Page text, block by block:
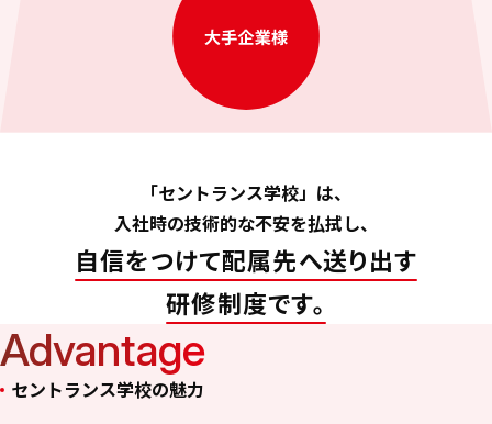
「セントランス学校」は、
入社時の技術的な不安を払拭し、
自信をつけて配属先へ送り出す
研修制度です。
セントランス学校の魅力
Advantage